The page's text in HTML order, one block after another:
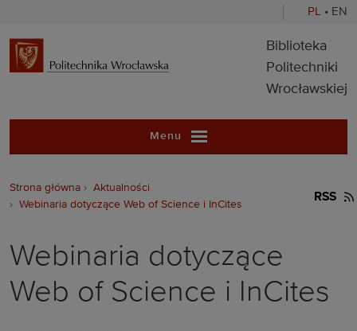
PL • EN
Biblioteka
Biblioteka
Politechniki
Wrocławskiej
Menu
Strona główna
Aktualności
Webinaria dotyczące Web of Science i InCites
RSS
Webinaria dotyczące
Web of Science i InCites